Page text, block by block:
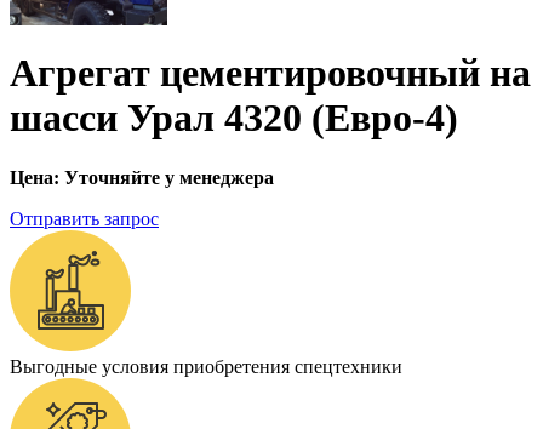
Агрегат цементировочный на
шасси Урал 4320 (Евро-4)
Цена: Уточняйте у менеджера
Отправить запрос
Выгодные условия приобретения спецтехники